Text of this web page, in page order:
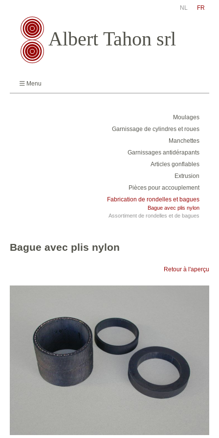
NL FR
Menu
Moulages
Garnissage de cylindres et roues
Manchettes
Garnissages antidérapants
Articles gonflables
Extrusion
Pièces pour accouplement
Fabrication de rondelles et bagues
Bague avec plis nylon
Assortiment de rondelles et de bagues
Bague avec plis nylon
Retour à l'aperçu